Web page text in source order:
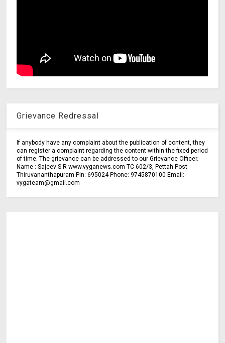
Grievance Redressal
If anybody have any complaint about the publication of content, they
can register a complaint regarding the content within the fixed period
of time. The grievance can be addressed to our Grievance Officer.
Name : Sajeev S.R www.vyganews.com TC 602/3, Pettah Post
Thiruvananthapuram Pin: 695024 Phone: 9745870100 Email:
vygateam@gmail.com